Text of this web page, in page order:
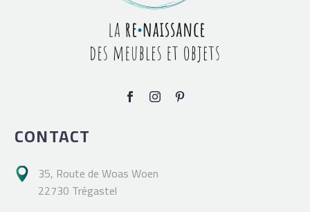
CONTACT
 35, Route de Woas Woen
22730 Trégastel